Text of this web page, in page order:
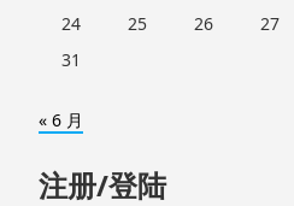
24
25 26 27
31
« 6 月
注册/登陆